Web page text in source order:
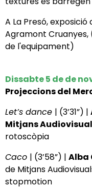
A La Presó,
Agramont
de l'equipament)
Dissabte 5 de de
Projeccions del
Let’s dance | (3’31”) |
Mitjans
rotoscòpia
Caco | (3’58”) | Alba
de Mitjans
stopmotion